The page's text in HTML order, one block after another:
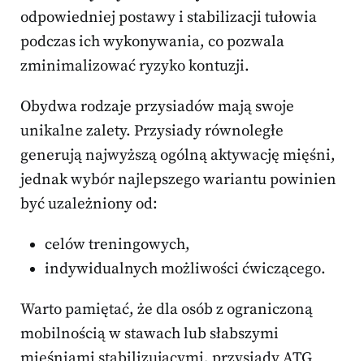
odpowiedniej postawy i stabilizacji tułowia
podczas ich wykonywania, co pozwala
zminimalizować ryzyko kontuzji.
Obydwa rodzaje przysiadów mają swoje
unikalne zalety. Przysiady równoległe
generują najwyższą ogólną aktywację mięśni,
jednak wybór najlepszego wariantu powinien
być uzależniony od:
celów treningowych,
indywidualnych możliwości ćwiczącego.
Warto pamiętać, że dla osób z ograniczoną
mobilnością w stawach lub słabszymi